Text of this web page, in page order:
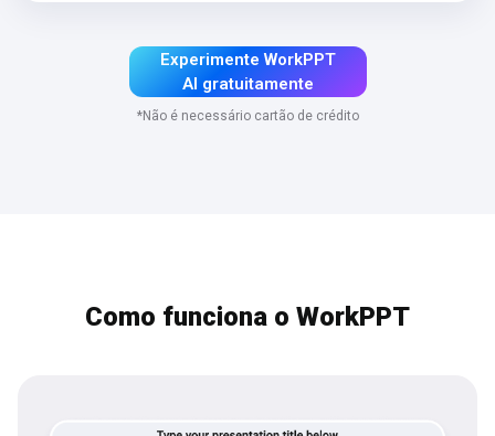
Experimente WorkPPT
AI gratuitamente
*Não é necessário cartão de crédito
Como funciona o WorkPPT